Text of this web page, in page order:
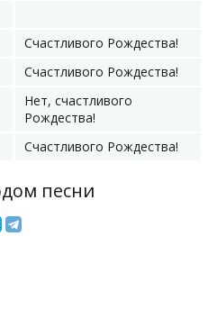
Счастливого Рождества!
Счастливого Рождества!
Нет, счастливого
Рождества!
Счастливого Рождества!
песни